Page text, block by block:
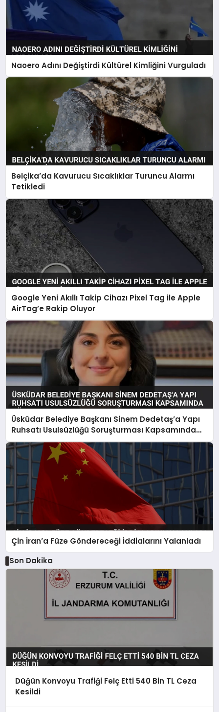
Naoero Adını Değiştirdi Kültürel Kimliğini Vurguladı
Belçika’da Kavurucu Sıcaklıklar Turuncu Alarmı
Tetikledi
Google Yeni Akıllı Takip Cihazı Pixel Tag ile Apple
AirTag’e Rakip Oluyor
Üsküdar Belediye Başkanı Sinem Dedetaş’a Yapı
Ruhsatı Usulsüzlüğü Soruşturması Kapsamında
Gözaltı
Çin İran’a Füze Göndereceği İddialarını Yalanladı
Son Dakika
Düğün Konvoyu Trafiği Felç Etti 540 Bin TL Ceza
Kesildi